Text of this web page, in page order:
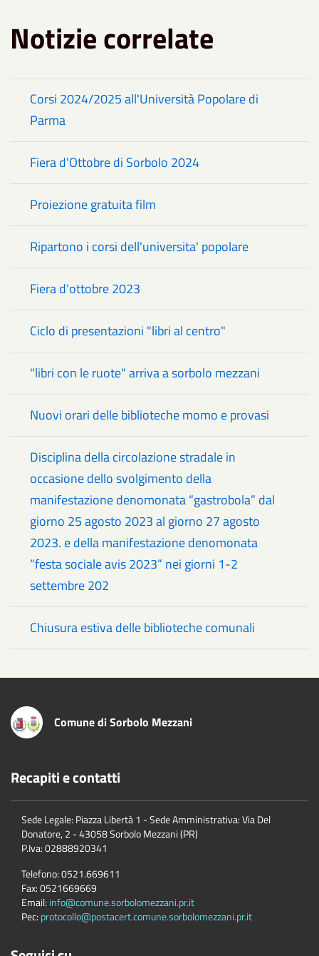
Notizie correlate
Corsi 2024/2025 all'Università Popolare di
Parma
Fiera d'Ottobre di Sorbolo 2024
Proiezione gratuita film
Ripartono i corsi dell'universita' popolare
Fiera d'ottobre 2023
Ciclo di presentazioni "libri al centro"
"libri con le ruote" arriva a sorbolo mezzani
Nuovi orari delle biblioteche momo e provasi
Disciplina della circolazione stradale in
occasione dello svolgimento della
manifestazione denomonata “gastrobola” dal
giorno 25 agosto 2023 al giorno 27 agosto
2023. e della manifestazione denomonata
“festa sociale avis 2023” nei giorni 1-2
settembre 202
Chiusura estiva delle biblioteche comunali
Comune di Sorbolo Mezzani
Recapiti e contatti
Sede Legale: Piazza Libertà 1 - Sede Amministrativa: Via Del
Donatore, 2 - 43058 Sorbolo Mezzani (PR)
P.Iva:02888920341
Telefono:0521.669611
Fax:0521669669
Email: info@comune.sorbolomezzani.pr.it
Pec: protocollo@postacert.comune.sorbolomezzani.pr.it